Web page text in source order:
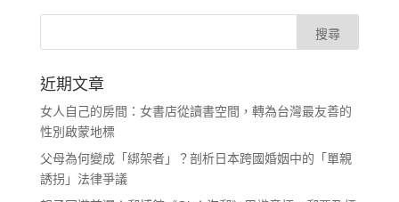
近期文章
女人自己的房間：女書店從讀書空間，轉為台灣最友善的
性別啟蒙地標
父母為何變成「綁架者」？剖析日本跨國婚姻中的「單親
誘拐」法律爭議